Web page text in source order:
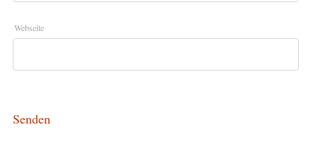
Webseite